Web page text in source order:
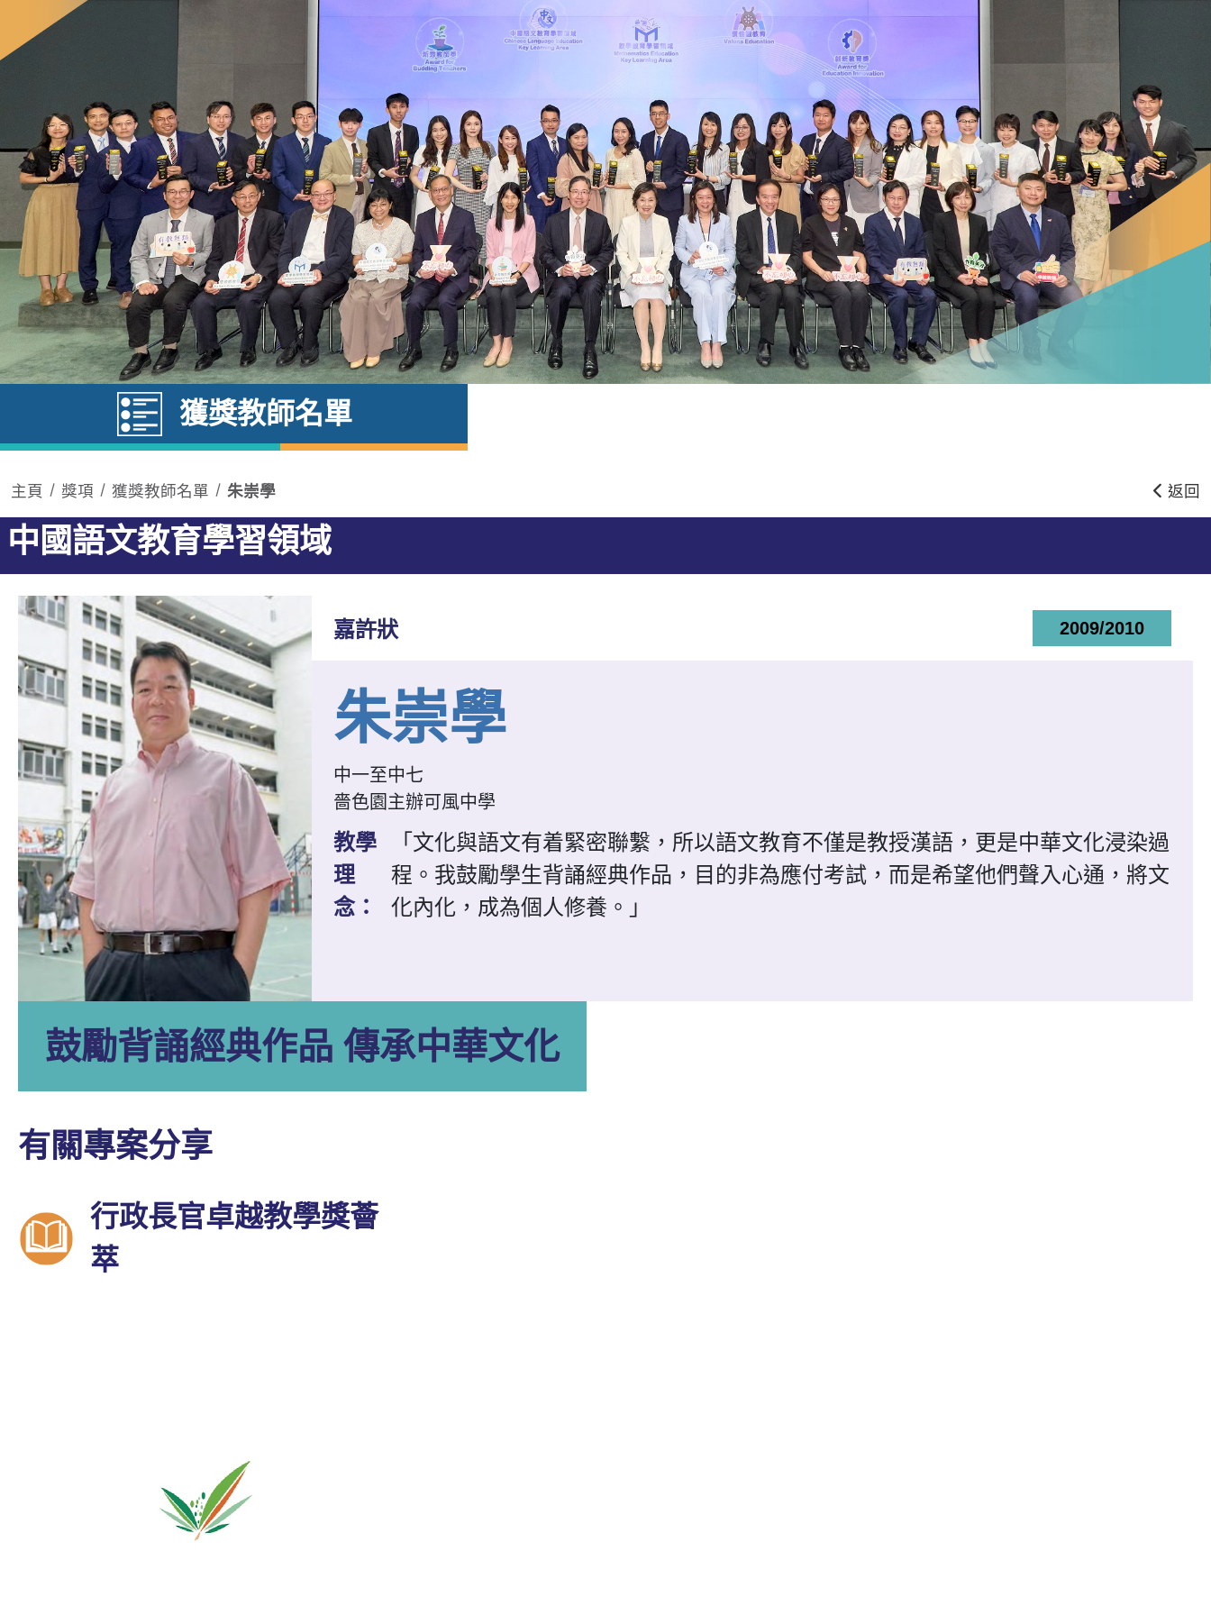
獲獎教師名單
主頁 獎項 獲獎教師名單 朱崇學 返回
中國語文教育學習領域
嘉許狀 2009/2010
朱崇學
中一至中七
嗇色園主辦可風中學
教學
理
念：
「文化與語文有着緊密聯繫，所以語文教育不僅是教授漢語，更是中華文化浸染過
程。我鼓勵學生背誦經典作品，目的非為應付考試，而是希望他們聲入心通，將文
化內化，成為個人修養。」
鼓勵背誦經典作品 傳承中華文化
有關專案分享
行政長官卓越教學獎薈
萃